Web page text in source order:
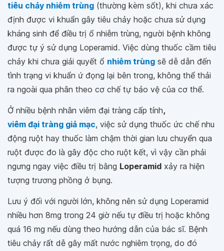
tiêu chảy nhiễm trùng (thường kèm sốt), khi chưa xác
định được vi khuẩn gây tiêu chảy hoặc chưa sử dụng
kháng sinh để điều trị ổ nhiễm trùng, người bệnh không
được tự ý sử dụng Loperamid. Việc dùng thuốc cầm tiêu
chảy khi chưa giải quyết ổ nhiễm trùng sẽ dễ dẫn đến
tình trạng vi khuẩn ứ đọng lại bên trong, không thể thải
ra ngoài qua phân theo cơ chế tự bảo vệ của cơ thể.
Ở nhiều bệnh nhân viêm đại tràng cấp tính,
viêm đại tràng giả mạc, việc sử dụng thuốc ức chế nhu
động ruột hay thuốc làm chậm thời gian lưu chuyển qua
ruột được đo là gây độc cho ruột kết, vì vậy cần phải
ngưng ngay việc điều trị bằng Loperamid xảy ra hiện
tượng trương phồng ở bụng.
Lưu ý đối với người lớn, không nên sử dụng Loperamid
nhiều hơn 8mg trong 24 giờ nếu tự điều trị hoặc không
quá 16 mg nếu dùng theo hướng dẫn của bác sĩ. Bệnh
tiêu chảy rất dễ gây mất nước nghiêm trọng, do đó